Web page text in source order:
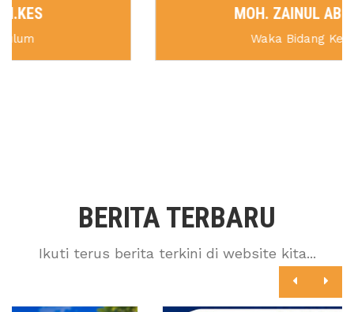
MOH. ZAINUL ABIDIN, S.PD
BERITA TERBARU
Ikuti terus berita terkini di website kita...